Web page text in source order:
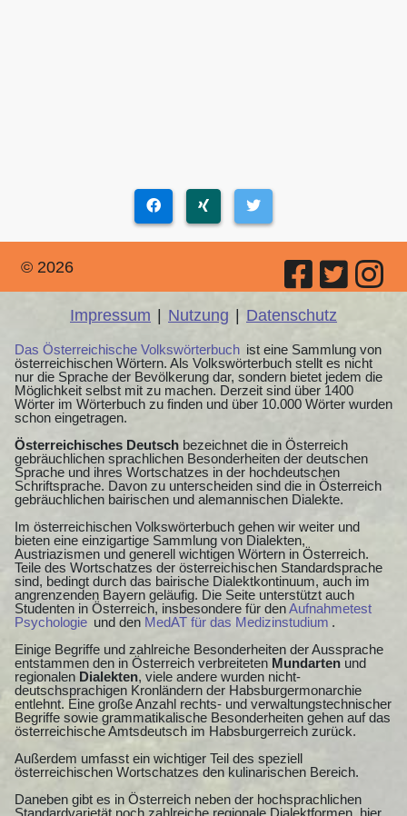
© 2026
Impressum Nutzung Datenschutz
Das Österreichische Volkswörterbuch ist eine Sammlung von
österreichischen Wörtern. Als Volkswörterbuch stellt es nicht
nur die Sprache der Bevölkerung dar, sondern bietet jedem die
Möglichkeit selbst mit zu machen. Derzeit sind über 1400
Wörter im Wörterbuch zu finden und über 10.000 Wörter wurden
schon eingetragen.
Österreichisches Deutsch bezeichnet die in Österreich
gebräuchlichen sprachlichen Besonderheiten der deutschen
Sprache und ihres Wortschatzes in der hochdeutschen
Schriftsprache. Davon zu unterscheiden sind die in Österreich
gebräuchlichen bairischen und alemannischen Dialekte.
Im österreichischen Volkswörterbuch gehen wir weiter und
bieten eine einzigartige Sammlung von Dialekten,
Austriazismen und generell wichtigen Wörtern in Österreich.
Teile des Wortschatzes der österreichischen Standardsprache
sind, bedingt durch das bairische Dialektkontinuum, auch im
angrenzenden Bayern geläufig. Die Seite unterstützt auch
Studenten in Österreich, insbesondere für denAufnahmetest
Psychologie und den MedAT für das Medizinstudium .
Einige Begriffe und zahlreiche Besonderheiten der Aussprache
entstammen den in Österreich verbreiteten Mundarten und
regionalen Dialekten, viele andere wurden nicht-
deutschsprachigen Kronländern der Habsburgermonarchie
entlehnt. Eine große Anzahl rechts- und verwaltungstechnischer
Begriffe sowie grammatikalische Besonderheiten gehen auf das
österreichische Amtsdeutsch im Habsburgerreich zurück.
Außerdem umfasst ein wichtiger Teil des speziell
österreichischen Wortschatzes den kulinarischen Bereich.
Daneben gibt es in Österreich neben der hochsprachlichen